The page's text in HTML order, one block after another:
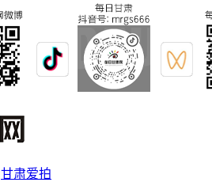
甘肃爱拍